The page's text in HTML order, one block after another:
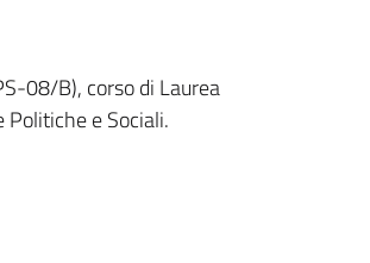
08/B), corso di Laurea
e Sociali.